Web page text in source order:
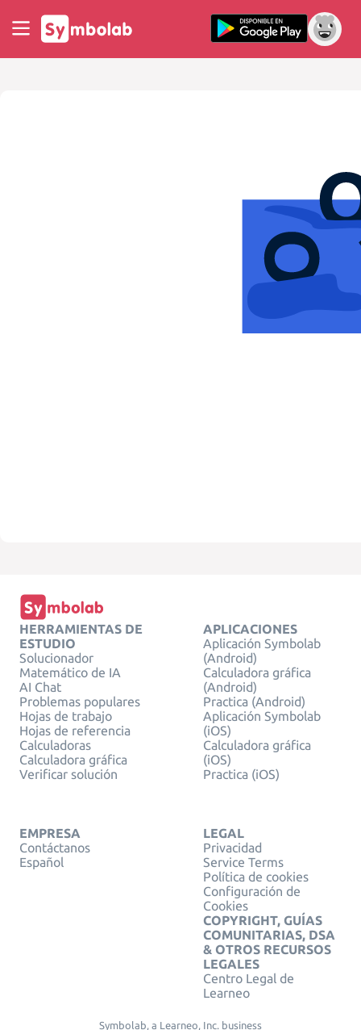
HERRAMIENTAS DE
ESTUDIO
Solucionador
Matemático de IA
AI Chat
Problemas populares
Hojas de trabajo
Hojas de referencia
Calculadoras
Calculadora gráfica
Verificar solución
APLICACIONES
Aplicación Symbolab
(Android)
Calculadora gráfica
(Android)
Practica (Android)
Aplicación Symbolab
(iOS)
Calculadora gráfica
(iOS)
Practica (iOS)
EMPRESA
Contáctanos
Español
LEGAL
Privacidad
Service Terms
Política de cookies
Configuración de
Cookies
COPYRIGHT, GUÍAS
COMUNITARIAS, DSA
& OTROS RECURSOS
LEGALES
Centro Legal de
Learneo
Symbolab, a Learneo, Inc. business